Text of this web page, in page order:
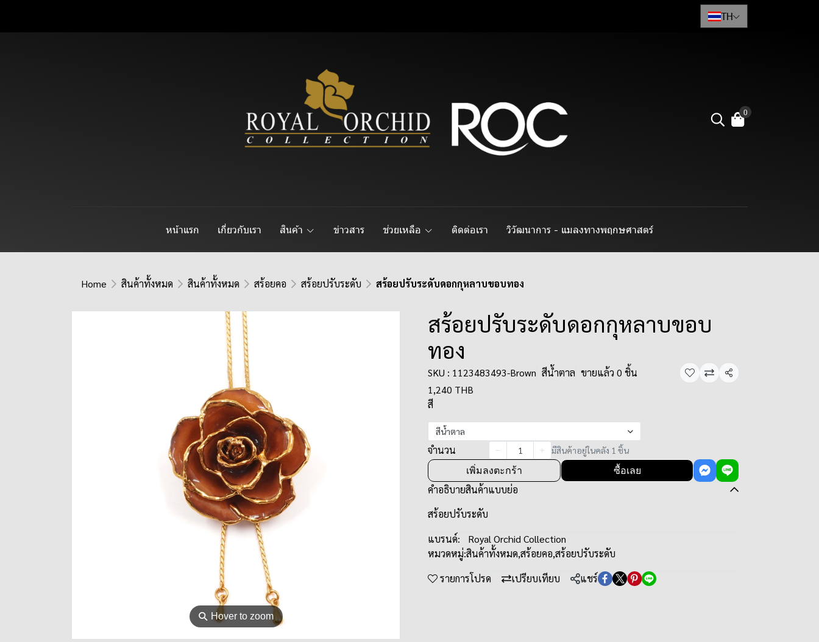
TH
0
หน้าแรก เกี่ยวกับเรา สินค้า ข่าวสาร ช่วยเหลือ ติดต่อเรา วิวัฒนาการ - แมลงทางพฤกษศาสตร์
Home สินค้าทั้งหมด สินค้าทั้งหมด สร้อยคอ สร้อยปรับระดับ สร้อยปรับระดับดอกกุหลาบขอบทอง
⚲ Hover to zoom
สร้อยปรับระดับดอกกุหลาบขอบ
ทอง
SKU : 1123483493-Brown สีน้ำตาล ขายแล้ว 0 ชิ้น แชร์
1,240 THB
สี
สีน้ำตาล
จำนวน มีสินค้าอยู่ในคลัง 1 ชิ้น
เพิ่มลงตะกร้า ซื้อเลย
คำอธิบายสินค้าแบบย่อ
สร้อยปรับระดับ
แบรนด์:
Royal Orchid Collection
หมวดหมู่:สินค้าทั้งหมด,สร้อยคอ,สร้อยปรับระดับ
รายการโปรด
เปรียบเทียบ แชร์